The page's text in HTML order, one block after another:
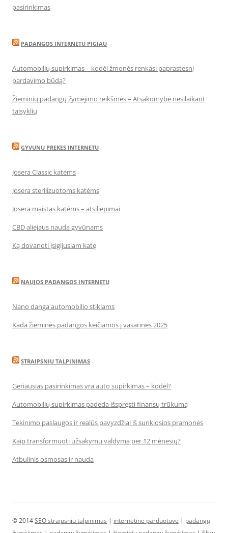
pasirinkimas
PADANGOS INTERNETU PIGIAU
Automobilių supirkimas – kodėl žmonės renkasi paprastesnį
pardavimo būdą?
Žieminių padangų žymėjimo reikšmės – Atsakomybė nesilaikant
taisyklių
GYVUNU PREKES INTERNETU
Josera Classic katėms
Josera sterilizuotoms katėms
Josera maistas katėms – atsiliepimai
CBD aliejaus nauda gyvūnams
Ką dovanoti įsigijusiam katę
NAUJOS PADANGOS INTERNETU
Nano danga automobilio stiklams
Kada žieminės padangos keičiamos į vasarines 2025
STRAIPSNIU TALPINIMAS
Geriausias pasirinkimas yra auto supirkimas – kodėl?
Automobilių supirkimas padeda išspręsti finansų trūkumą
Tekinimo paslaugos ir realūs pavyzdžiai iš sunkiosios pramonės
Kaip transformuoti užsakymų valdymą per 12 mėnesių?
Atbulinis osmosas ir nauda
© 2014SEO straipsniu talpinimas | internetine parduotuve | padangų